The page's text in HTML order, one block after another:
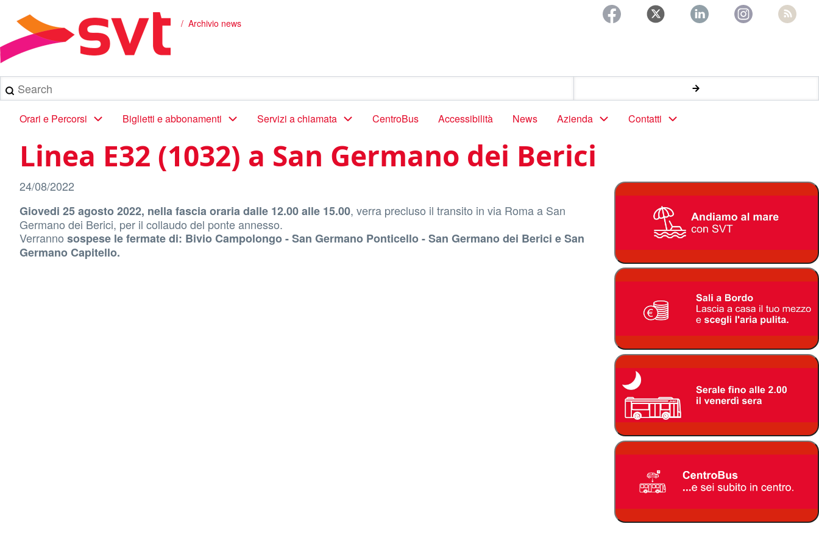
contenuto
principale
Briciole
di
pane
Archivio news
Search
Main
navigation
Orari e Percorsi Biglietti e abbonamenti Servizi a chiamata CentroBus Accessibilità News Azienda Contatti
Linea E32 (1032) a San Germano dei Berici
24/08/2022
Giovedi 25 agosto 2022, nella fascia oraria dalle 12.00 alle 15.00, verra precluso il transito in via Roma a San
Germano dei Berici, per il collaudo del ponte annesso.
Verranno sospese le fermate di: Bivio Campolongo - San Germano Ponticello - San Germano dei Berici e San
Germano Capitello.